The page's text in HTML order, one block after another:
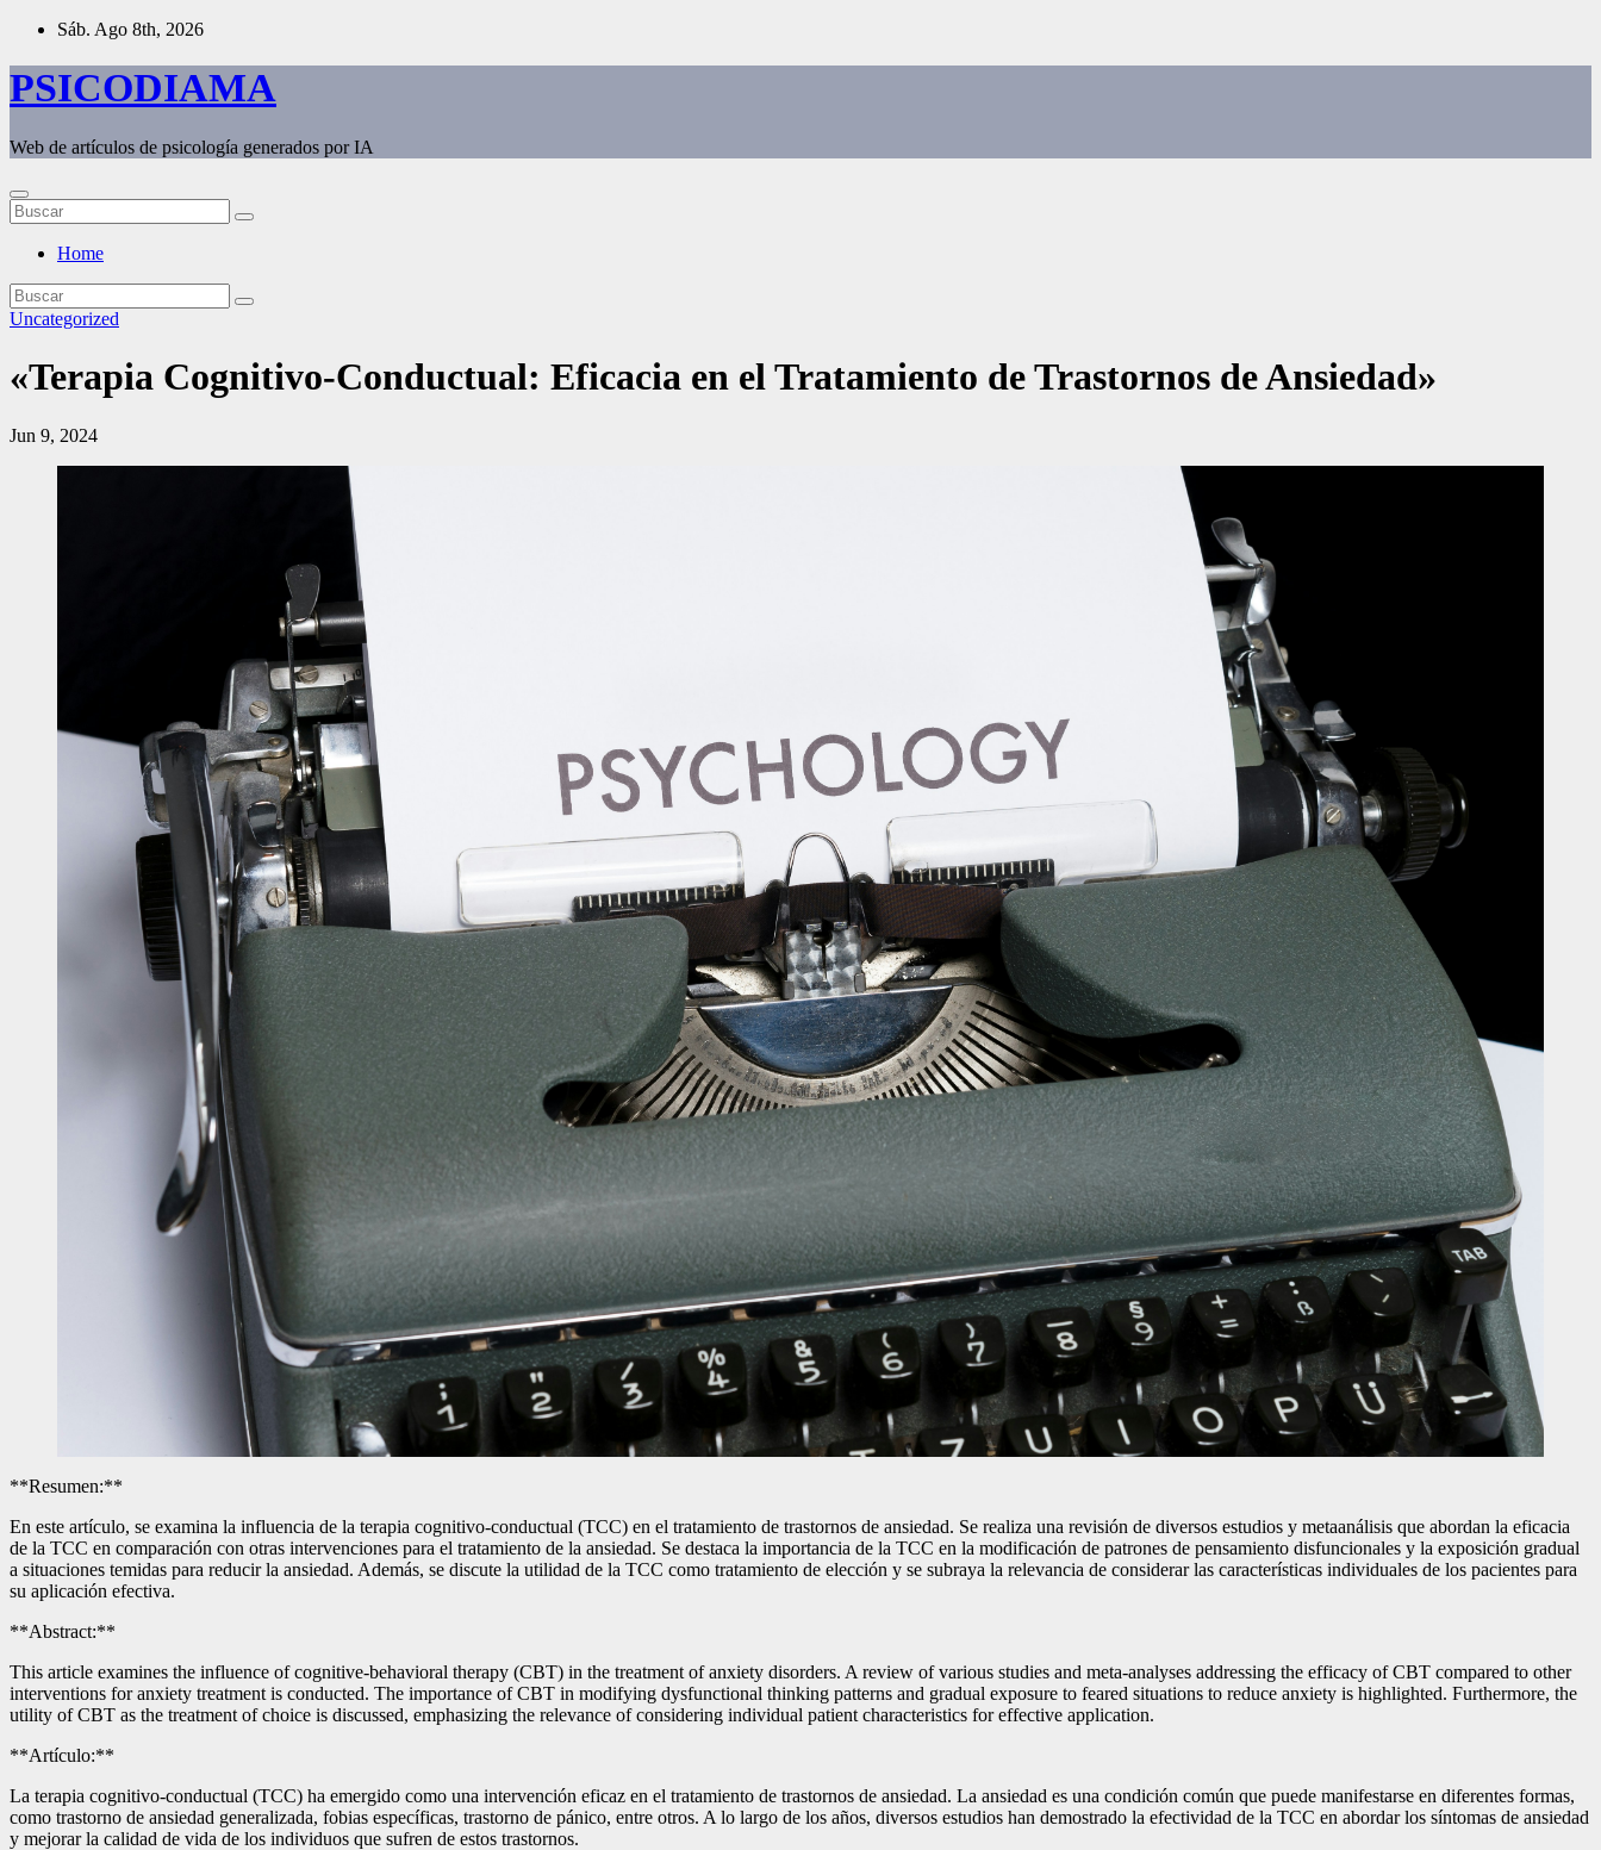
Saltar
contenido
Sáb. Ago 8th, 2026
PSICODIAMA
Web de artículos de psicología generados por IA
Home
Uncategorized
«Terapia Cognitivo-Conductual: Eficacia en el Tratamiento de Trastornos de Ansiedad»
Jun 9, 2024
**Resumen:**
En este artículo, se examina la influencia de la terapia cognitivo-conductual (TCC) en el tratamiento de trastornos de ansiedad. Se realiza una revisión de diversos estudios y metaanálisis que abordan la eficacia
de la TCC en comparación con otras intervenciones para el tratamiento de la ansiedad. Se destaca la importancia de la TCC en la modificación de patrones de pensamiento disfuncionales y la exposición gradual
a situaciones temidas para reducir la ansiedad. Además, se discute la utilidad de la TCC como tratamiento de elección y se subraya la relevancia de considerar las características individuales de los pacientes para
su aplicación efectiva.
**Abstract:**
This article examines the influence of cognitive-behavioral therapy (CBT) in the treatment of anxiety disorders. A review of various studies and meta-analyses addressing the efficacy of CBT compared to other
interventions for anxiety treatment is conducted. The importance of CBT in modifying dysfunctional thinking patterns and gradual exposure to feared situations to reduce anxiety is highlighted. Furthermore, the
utility of CBT as the treatment of choice is discussed, emphasizing the relevance of considering individual patient characteristics for effective application.
**Artículo:**
La terapia cognitivo-conductual (TCC) ha emergido como una intervención eficaz en el tratamiento de trastornos de ansiedad. La ansiedad es una condición común que puede manifestarse en diferentes formas,
como trastorno de ansiedad generalizada, fobias específicas, trastorno de pánico, entre otros. A lo largo de los años, diversos estudios han demostrado la efectividad de la TCC en abordar los síntomas de ansiedad
y mejorar la calidad de vida de los individuos que sufren de estos trastornos.